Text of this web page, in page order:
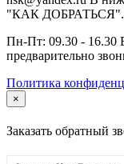
"КАК ДОБРАТЬСЯ".
Пн-Пт: 09.30 - 16.30
предварительно
Политика
×
Заказать обратный